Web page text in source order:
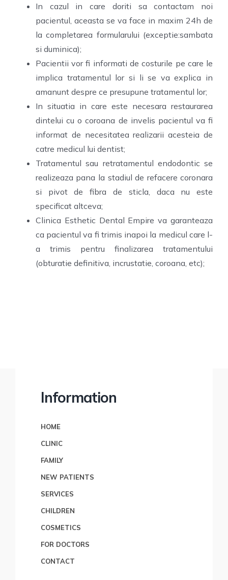
In cazul in care doriti sa contactam noi
pacientul, aceasta se va face in maxim 24h de
la completarea formularului (exceptie:sambata
si duminica);
Pacientii vor fi informati de costurile pe care le
implica tratamentul lor si li se va explica in
amanunt despre ce presupune tratamentul lor;
In situatia in care este necesara restaurarea
dintelui cu o coroana de invelis pacientul va fi
informat de necesitatea realizarii acesteia de
catre medicul lui dentist;
Tratamentul sau retratamentul endodontic se
realizeaza pana la stadiul de refacere coronara
si pivot de fibra de sticla, daca nu este
specificat altceva;
Clinica Esthetic Dental Empire va garanteaza
ca pacientul va fi trimis inapoi la medicul care l-
a trimis pentru finalizarea tratamentului
(obturatie definitiva, incrustatie, coroana, etc);
Information
HOME
CLINIC
FAMILY
NEW PATIENTS
SERVICES
CHILDREN
COSMETICS
FOR DOCTORS
CONTACT